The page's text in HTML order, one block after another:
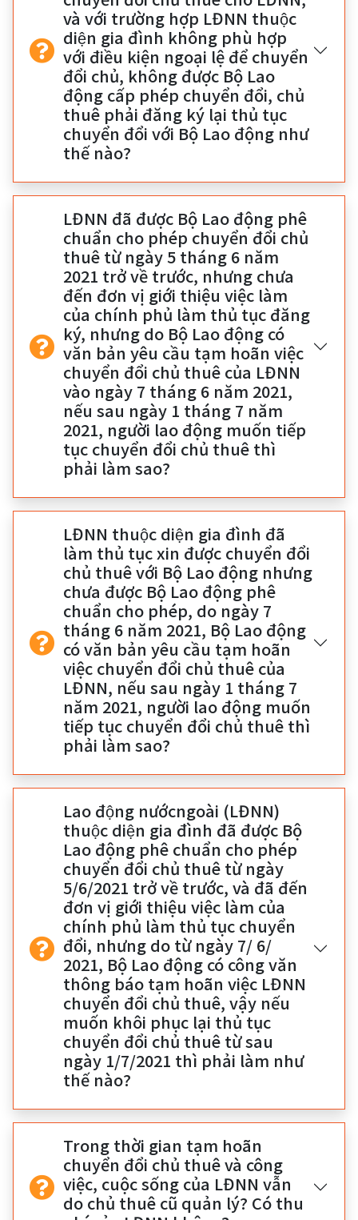
và với trường hợp LĐNN thuộc
diện gia đình không phù hợp
với điều kiện ngoại lệ để chuyển
đổi chủ, không được Bộ Lao
động cấp phép chuyển đổi, chủ
thuê phải đăng ký lại thủ tục
chuyển đổi với Bộ Lao động như
thế nào?
LĐNN đã được Bộ Lao động phê
chuẩn cho phép chuyển đổi chủ
thuê từ ngày 5 tháng 6 năm
2021 trở về trước, nhưng chưa
đến đơn vị giới thiệu việc làm
của chính phủ làm thủ tục đăng
ký, nhưng do Bộ Lao động có
văn bản yêu cầu tạm hoãn việc
chuyển đổi chủ thuê của LĐNN
vào ngày 7 tháng 6 năm 2021,
nếu sau ngày 1 tháng 7 năm
2021, người lao động muốn tiếp
tục chuyển đổi chủ thuê thì
phải làm sao?
LĐNN thuộc diện gia đình đã
làm thủ tục xin được chuyển đổi
chủ thuê với Bộ Lao động nhưng
chưa được Bộ Lao động phê
chuẩn cho phép, do ngày 7
tháng 6 năm 2021, Bộ Lao động
có văn bản yêu cầu tạm hoãn
việc chuyển đổi chủ thuê của
LĐNN, nếu sau ngày 1 tháng 7
năm 2021, người lao động muốn
tiếp tục chuyển đổi chủ thuê thì
phải làm sao?
Lao động nướcngoài (LĐNN)
thuộc diện gia đình đã được Bộ
Lao động phê chuẩn cho phép
chuyển đổi chủ thuê từ ngày
5/6/2021 trở về trước, và đã đến
đơn vị giới thiệu việc làm của
chính phủ làm thủ tục chuyển
đổi, nhưng do từ ngày 7/ 6/
2021, Bộ Lao động có công văn
thông báo tạm hoãn việc LĐNN
chuyển đổi chủ thuê, vậy nếu
muốn khôi phục lại thủ tục
chuyển đổi chủ thuê từ sau
ngày 1/7/2021 thì phải làm như
thế nào?
Trong thời gian tạm hoãn
chuyển đổi chủ thuê và công
việc, cuộc sống của LĐNN vẫn
do chủ thuê cũ quản lý? Có thu